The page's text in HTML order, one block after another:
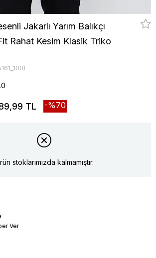
Jakarlı Yarım Balıkçı
Rahat Kesim Klasik Triko
TL 70
stoklarımızda kalmamıştır.
Ver